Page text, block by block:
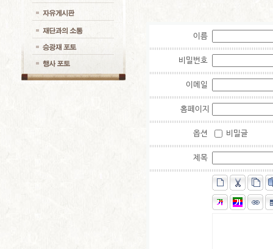
이름
비밀번호
이메일
홈페이지
옵션 비밀글
제목